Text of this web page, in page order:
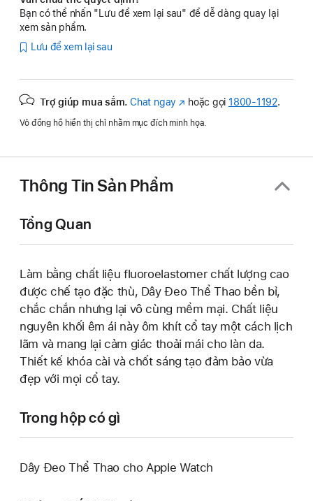
Bạn có thể nhấn "Lưu để xem lại sau" để dễ dàng quay lại
xem sản phẩm.
Lưu để xem lại sau
Trợ giúp mua sắm. Chat ngay (Mở
cửa
mới)
hoặc gọi 1800-1192.
Vỏ đồng hồ hiển thị chỉ nhằm mục đích minh họa.
Thông Tin Sản Phẩm
Tổng Quan
Làm bằng chất liệu fluoroelastomer chất lượng cao
được chế tạo đặc thù, Dây Đeo Thể Thao bền bỉ,
chắc chắn nhưng lại vô cùng mềm mại. Chất liệu
nguyên khối êm ái này ôm khít cổ tay một cách lịch
lãm và mang lại cảm giác thoải mái cho làn da.
Thiết kế khóa cài và chốt sáng tạo đảm bảo vừa
đẹp với mọi cổ tay.
Trong hộp có gì
Dây Đeo Thể Thao cho Apple Watch